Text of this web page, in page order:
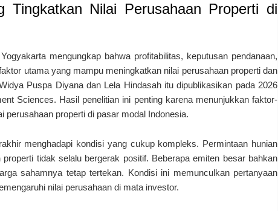
Tingkatkan Nilai Perusahaan Properti di
mengungkap bahwa profitabilitas, keputusan pendanaan,
utama yang mampu meningkatkan nilai perusahaan properti dan
Puspa Diyanadan Lela Hindasahitu dipublikasikan pada 2026
Sciences. Hasil penelitian ini penting karena menunjukkan faktor-
perusahaan properti di pasar modal Indonesia.
menghadapi kondisi yang cukup kompleks. Permintaan hunian
tidak selalu bergerak positif. Beberapa emiten besar bahkan
sahamnya tetap tertekan. Kondisi ini memunculkan pertanyaan
nilai perusahaan di mata investor.